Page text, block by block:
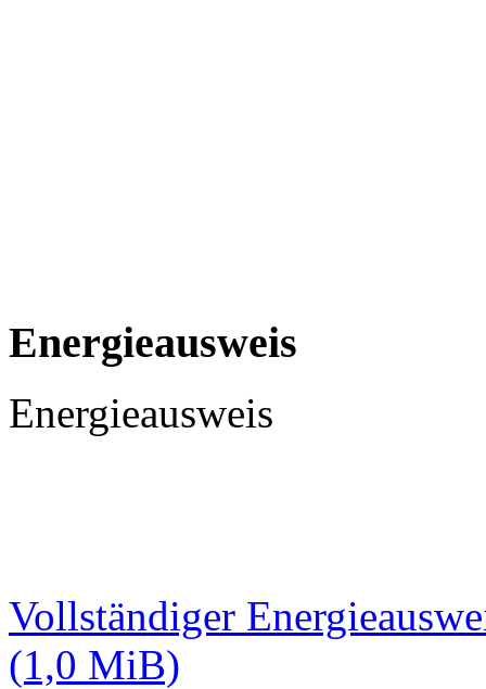
Energieausweis
Energieausweis
Vollständiger
(1,0 MiB)